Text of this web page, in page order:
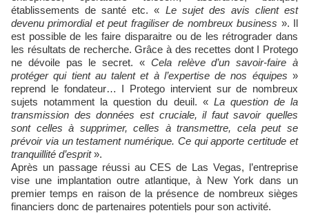
établissements de santé etc. « Le sujet des avis client est
devenu primordial et peut fragiliser de nombreux business ». Il
est possible de les faire disparaitre ou de les rétrograder dans
les résultats de recherche. Grâce à des recettes dont I Protego
ne dévoile pas le secret. « Cela relève d’un savoir-faire à
protéger qui tient au talent et à l’expertise de nos équipes »
reprend le fondateur… I Protego intervient sur de nombreux
sujets notamment la question du deuil. «La question de la
transmission des données est cruciale, il faut savoir quelles
sont celles à supprimer, celles à transmettre, cela peut se
prévoir via un testament numérique. Ce qui apporte certitude et
tranquillité d’esprit».
Après un passage réussi au CES de Las Vegas, l’entreprise
vise une implantation outre atlantique, à New York dans un
premier temps en raison de la présence de nombreux sièges
financiers donc de partenaires potentiels pour son activité.